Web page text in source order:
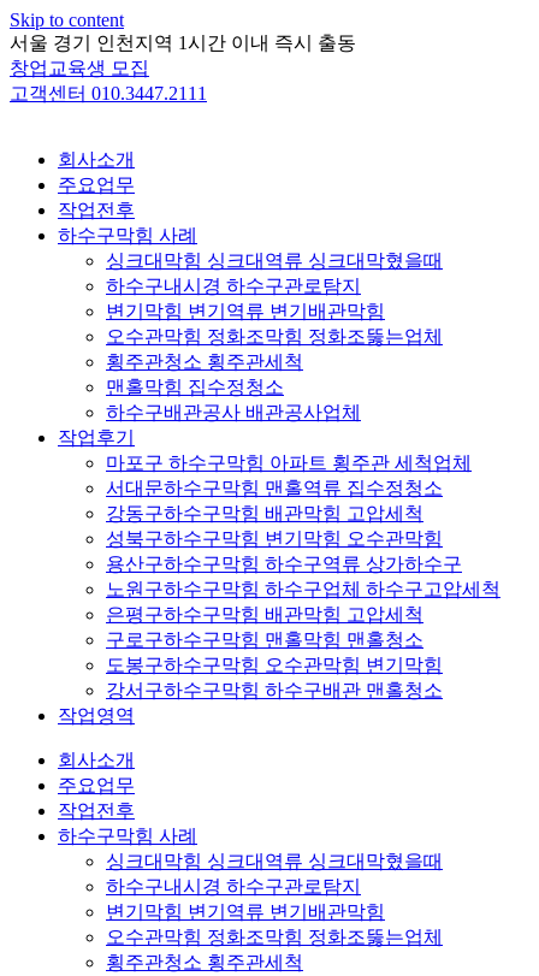
Skip to content
서울 경기 인천지역 1시간 이내 즉시 출동
창업교육생 모집
고객센터 010.3447.2111
회사소개
주요업무
작업전후
하수구막힘 사례
싱크대막힘 싱크대역류 싱크대막혔을때
하수구내시경 하수구관로탐지
변기막힘 변기역류 변기배관막힘
오수관막힘 정화조막힘 정화조뚫는업체
횡주관청소 횡주관세척
맨홀막힘 집수정청소
하수구배관공사 배관공사업체
작업후기
마포구 하수구막힘 아파트 횡주관 세척업체
서대문하수구막힘 맨홀역류 집수정청소
강동구하수구막힘 배관막힘 고압세척
성북구하수구막힘 변기막힘 오수관막힘
용산구하수구막힘 하수구역류 상가하수구
노원구하수구막힘 하수구업체 하수구고압세척
은평구하수구막힘 배관막힘 고압세척
구로구하수구막힘 맨홀막힘 맨홀청소
도봉구하수구막힘 오수관막힘 변기막힘
강서구하수구막힘 하수구배관 맨홀청소
작업영역
회사소개
주요업무
작업전후
하수구막힘 사례
싱크대막힘 싱크대역류 싱크대막혔을때
하수구내시경 하수구관로탐지
변기막힘 변기역류 변기배관막힘
오수관막힘 정화조막힘 정화조뚫는업체
횡주관청소 횡주관세척